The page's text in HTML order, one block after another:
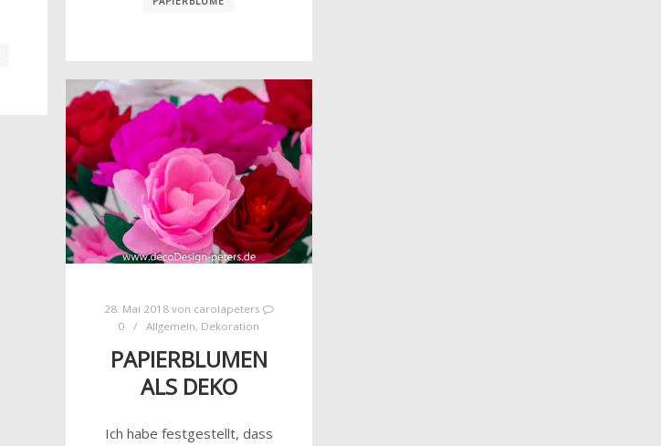
28. Mai 2018von carolapeters
0
Allgemein, Dekoration
PAPIERBLUMEN
ALS DEKO
Ich habe festgestellt, dass